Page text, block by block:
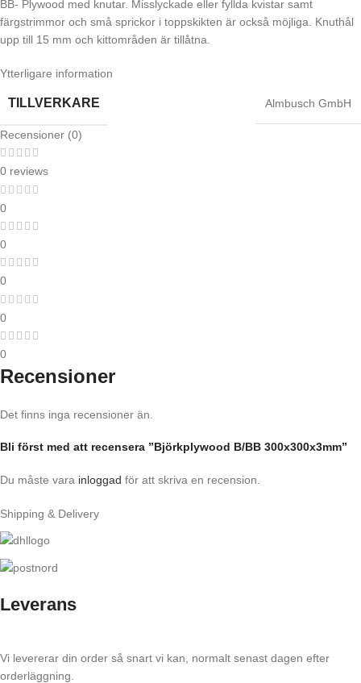
BB- Plywood med knutar. Misslyckade eller fyllda kvistar samt
färgstrimmor och små sprickor i toppskikten är också möjliga. Knuthål
upp till 15 mm och kittområden är tillåtna.
Ytterligare information
TILLVERKARE Almbusch GmbH
Recensioner (0)
0 reviews
0
0
0
0
0
Recensioner
Det finns inga recensioner än.
Bli först med att recensera ”Björkplywood B/BB 300x300x3mm”
Du måste vara inloggad för att skriva en recension.
Shipping & Delivery
Leverans
Vi levererar din order så snart vi kan, normalt senast dagen efter
orderläggning.